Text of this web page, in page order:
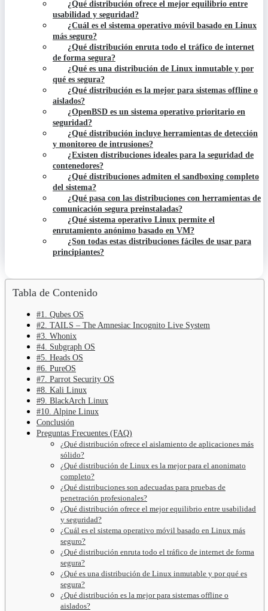
¿Qué distribución ofrece el mejor equilibrio entre
usabilidad y seguridad?
¿Cuál es el sistema operativo móvil basado en Linux
más seguro?
¿Qué distribución enruta todo el tráfico de internet
de forma segura?
¿Qué es una distribución de Linux inmutable y por
qué es segura?
¿Qué distribución es la mejor para sistemas offline o
aislados?
¿OpenBSD es un sistema operativo prioritario en
seguridad?
¿Qué distribución incluye herramientas de detección
y monitoreo de intrusiones?
¿Existen distribuciones ideales para la seguridad de
contenedores?
¿Qué distribuciones admiten el sandboxing completo
del sistema?
¿Qué pasa con las distribuciones con herramientas de
comunicación segura preinstaladas?
¿Qué sistema operativo Linux permite el
enrutamiento anónimo basado en VM?
¿Son todas estas distribuciones fáciles de usar para
principiantes?
Tabla de Contenido
#1. Qubes OS
#2. TAILS – The Amnesiac Incognito Live System
#3. Whonix
#4. Subgraph OS
#5. Heads OS
#6. PureOS
#7. Parrot Security OS
#8. Kali Linux
#9. BlackArch Linux
#10. Alpine Linux
Conclusión
Preguntas Frecuentes (FAQ)
¿Qué distribución ofrece el aislamiento de aplicaciones más
sólido?
¿Qué distribución de Linux es la mejor para el anonimato
completo?
¿Qué distribuciones son adecuadas para pruebas de
penetración profesionales?
¿Qué distribución ofrece el mejor equilibrio entre usabilidad
y seguridad?
¿Cuál es el sistema operativo móvil basado en Linux más
seguro?
¿Qué distribución enruta todo el tráfico de internet de forma
segura?
¿Qué es una distribución de Linux inmutable y por qué es
segura?
¿Qué distribución es la mejor para sistemas offline o
aislados?